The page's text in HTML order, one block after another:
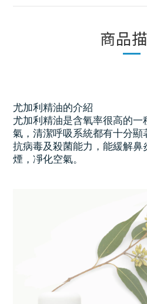
商品
尤加利精油的介紹
尤加利精油是含氧率很高的一
氣，清潔呼吸系統都有十分顯
抗病毒及殺菌能力，能緩解
煙，凈化空氣。